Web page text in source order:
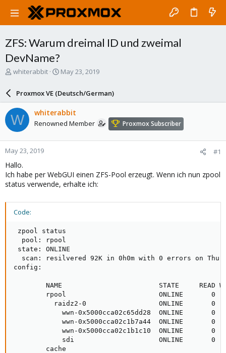
ZFS: Warum dreimal ID und zweimal
DevName?
T
a
d
s
t
a
r
t
e
r
whiterabbit
S
a
r
d
a
e
May 23, 2019
Proxmox VE (Deutsch/German)
W whiterabbit
Renowned Member Proxmox Subscriber
May 23, 2019 #1
Hallo.
Ich habe per WebGUI einen ZFS-Pool erzeugt. Wenn ich nun zpool
status verwende, erhalte ich:
Code:
zpool status
  pool: rpool
state: ONLINE
scan: resilvered 92K in 0h0m with 0 errors on Thu
config:
NAME                        STATE     READ
rpool                       ONLINE       0
raidz2-0                  ONLINE       0
wwn-0x5000cca02c65dd28  ONLINE       0
wwn-0x5000cca02c1b7a44  ONLINE       0
wwn-0x5000cca02c1b1c10  ONLINE       0
sdi                     ONLINE       0
        cache